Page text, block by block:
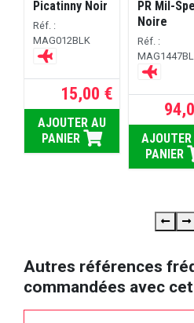
Picatinny Noir
Réf. :
MAG012BLK
15,00 €
AJOUTER AU
PANIER
PR Mil-
Noire
Réf. :
PANIER
Autres références
commandées avec